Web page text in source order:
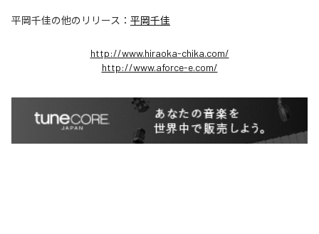
平岡千佳の他のリリース： 平岡千佳
http://www.hiraoka-chika.com/
http://www.aforce-e.com/